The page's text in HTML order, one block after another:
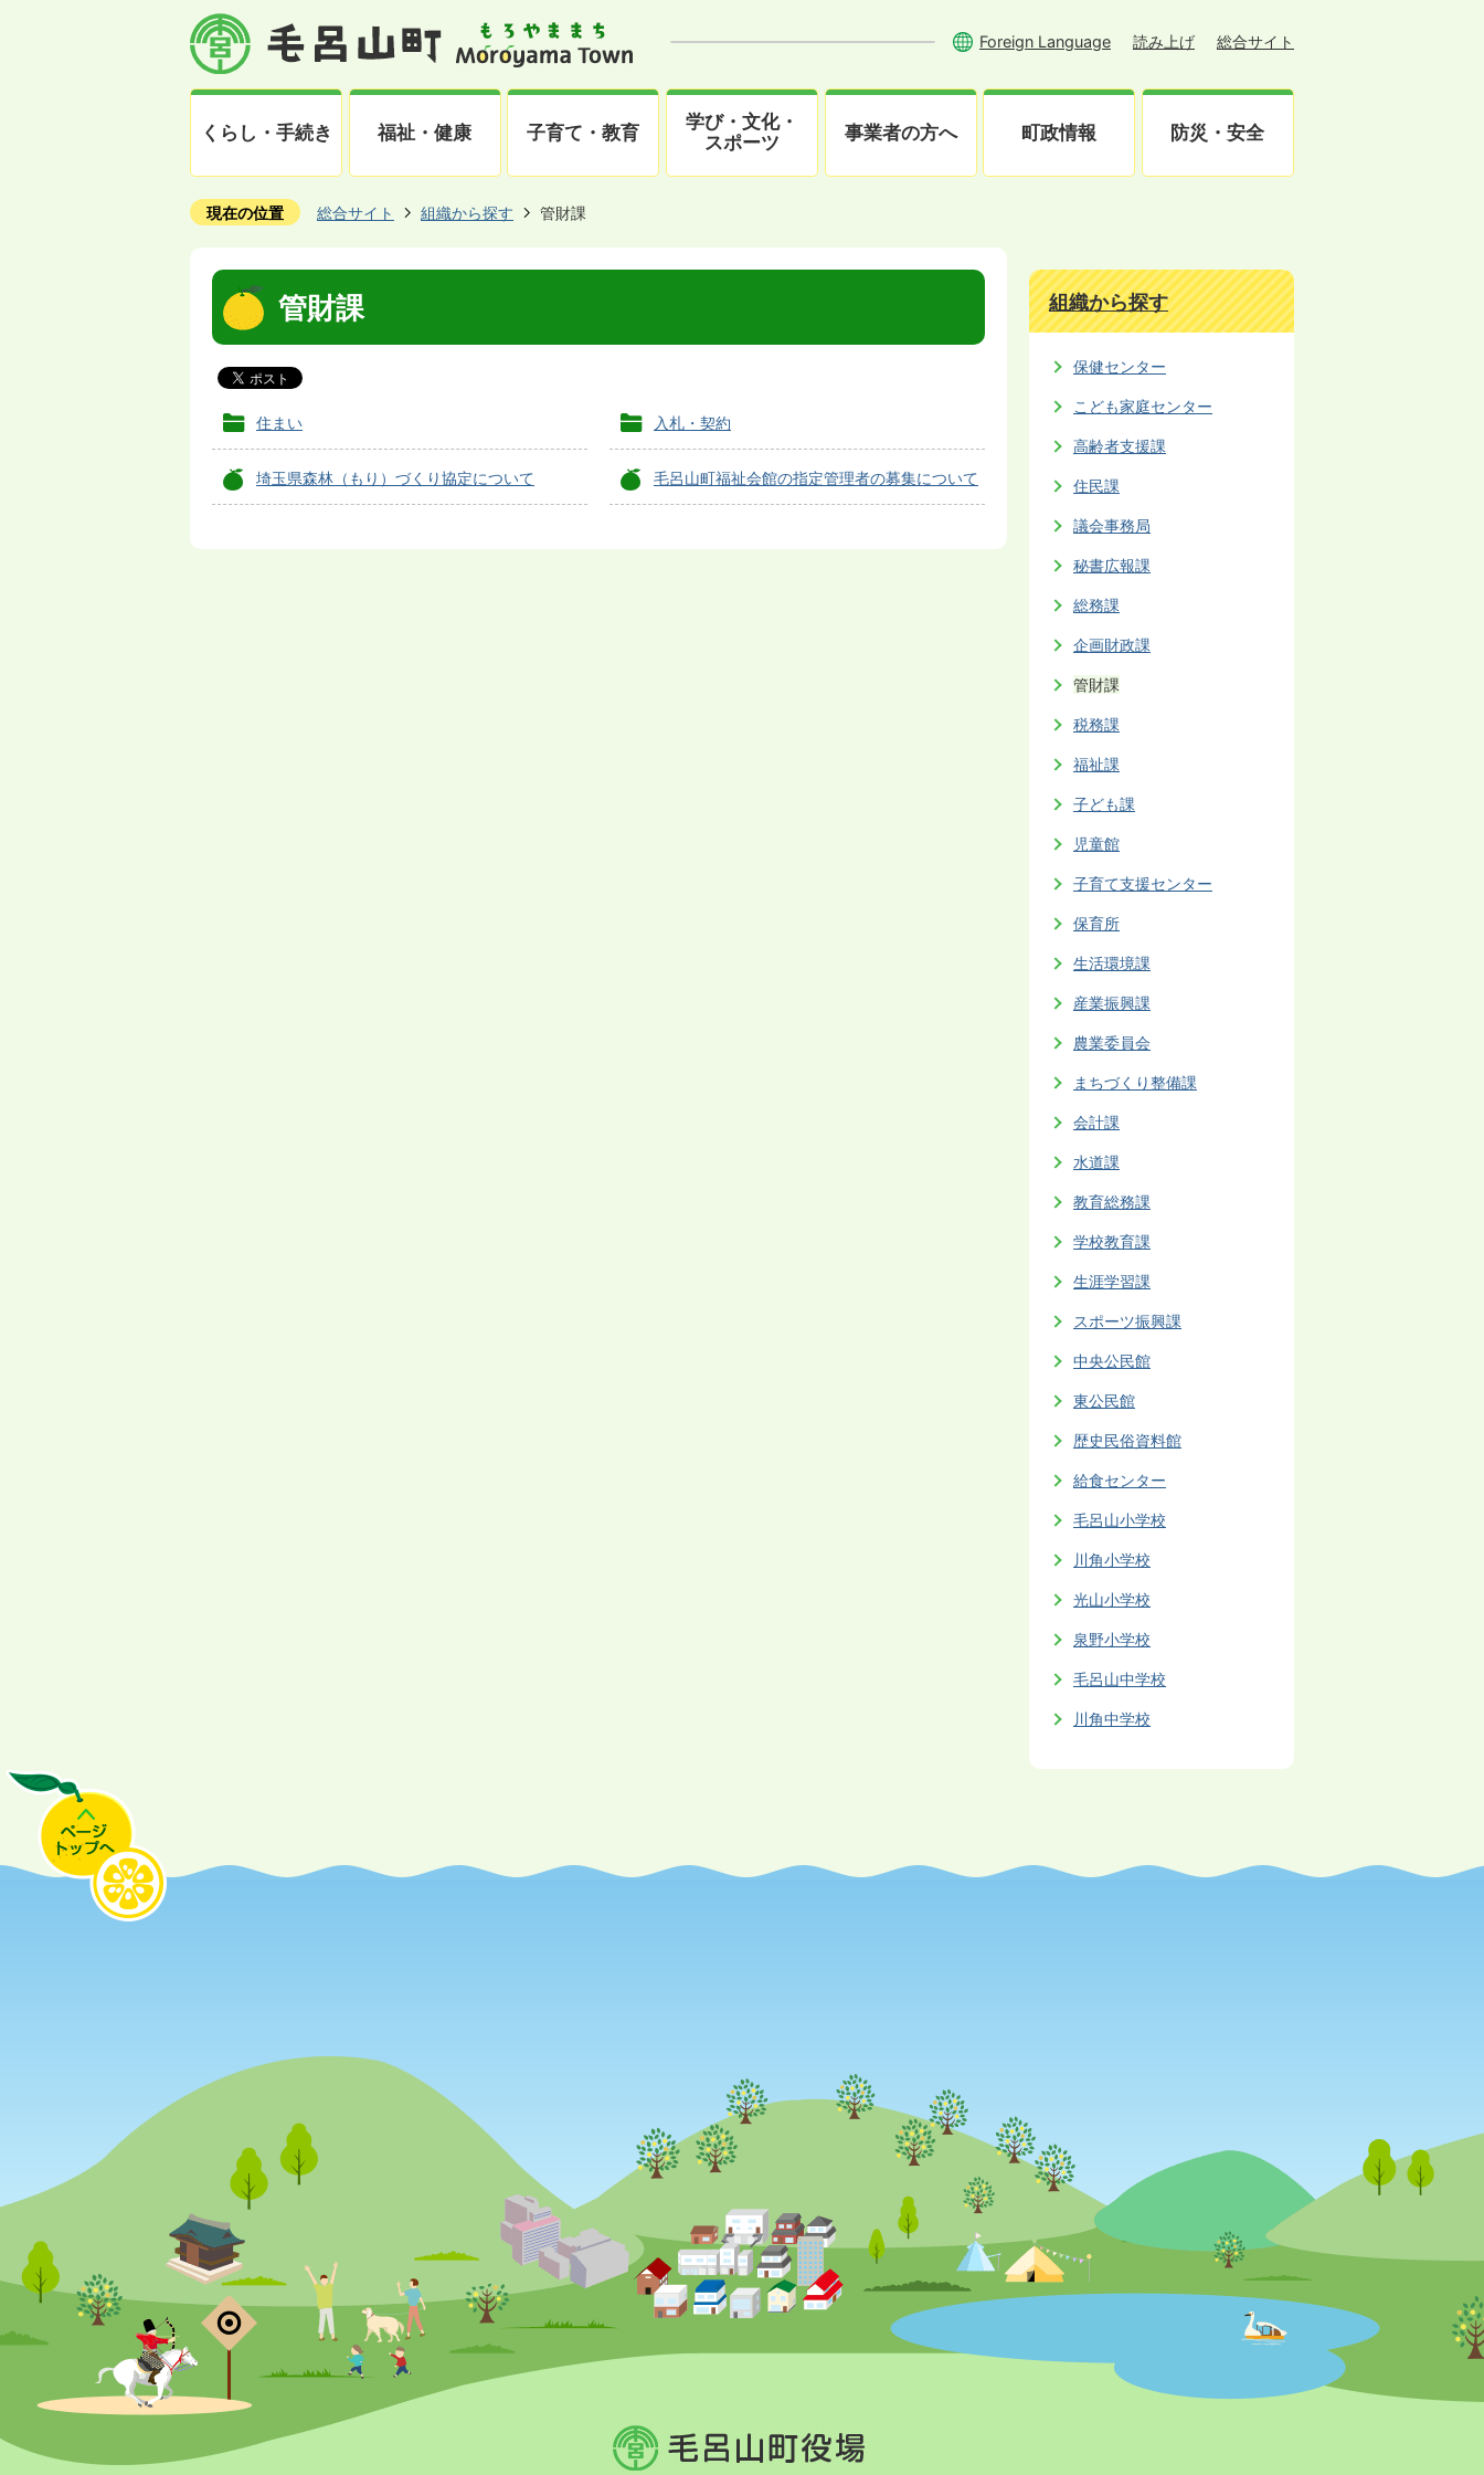
Foreign Language 読み上げ 総合サイト
くらし・手続き 福祉・健康 子育て・教育
学び・文化・
スポーツ
事業者の方へ 町政情報 防災・安全
現在の位置 総合サイト 組織から探す 管財課
管財課
住まい 入札・契約
埼玉県森林（もり）づくり協定について 毛呂山町福祉会館の指定管理者の募集について
組織から探す
保健センター
こども家庭センター
高齢者支援課
住民課
議会事務局
秘書広報課
総務課
企画財政課
管財課
税務課
福祉課
子ども課
児童館
子育て支援センター
保育所
生活環境課
産業振興課
農業委員会
まちづくり整備課
会計課
水道課
教育総務課
学校教育課
生涯学習課
スポーツ振興課
中央公民館
東公民館
歴史民俗資料館
給食センター
毛呂山小学校
川角小学校
光山小学校
泉野小学校
毛呂山中学校
川角中学校
毛
呂